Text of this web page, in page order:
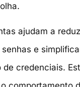
ajudam a
e
credenciais.